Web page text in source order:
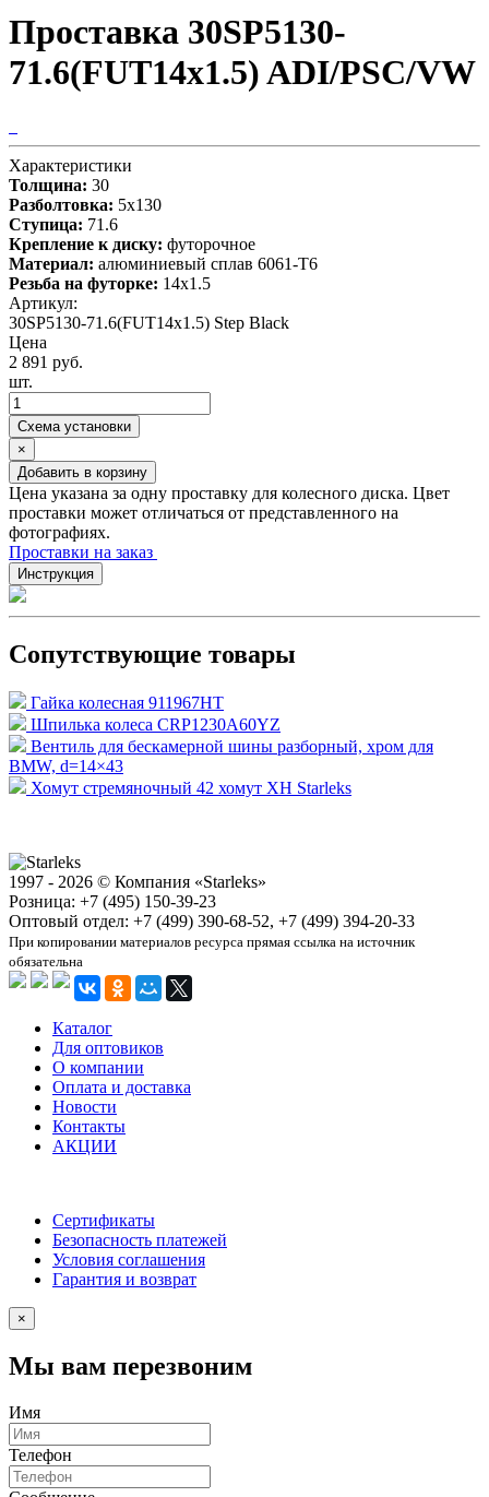
Проставка 30SP5130-
71.6(FUT14x1.5) ADI/PSC/VW
Характеристики
Толщина: 30
Разболтовка: 5x130
Ступица: 71.6
Крепление к диску: футорочное
Материал: алюминиевый сплав 6061-T6
Резьба на футорке: 14х1.5
Артикул:
30SP5130-71.6(FUT14x1.5) Step Black
Цена
2 891 руб.
шт.
Схема установки
×
Добавить в корзину
Цена указана за одну проставку для колесного диска. Цвет
проставки может отличаться от представленного на
фотографиях.
Проставки на заказ
Инструкция
Сопутствующие товары
Гайка колесная 911967HT
Шпилька колеса CRP1230A60YZ
Вентиль для бескамерной шины разборный, хром для
BMW, d=14×43
Хомут стремяночный 42 хомут XH Starleks
1997 - 2026 © Компания «Starleks»
Розница: +7 (495) 150-39-23
Оптовый отдел: +7 (499) 390-68-52, +7 (499) 394-20-33
При копировании материалов ресурса прямая ссылка на источник
обязательна
Каталог
Для оптовиков
О компании
Оплата и доставка
Новости
Контакты
АКЦИИ
Сертификаты
Безопасность платежей
Условия соглашения
Гарантия и возврат
×
Мы вам перезвоним
Имя
Телефон